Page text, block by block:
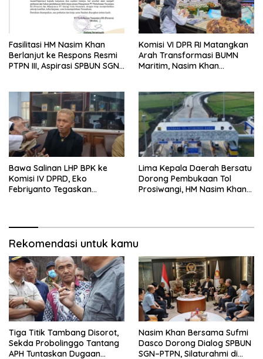
Fasilitasi HM Nasim Khan
Berlanjut ke Respons Resmi
PTPN III, Aspirasi SPBUN SGN
Direksi
Komisi VI DPR RI Matangkan
Arah Transformasi BUMN
Maritim, Nasim Khan
Bawa Salinan LHP BPK ke
Komisi IV DPRD, Eko
Febriyanto Tegaskan
Lima Kepala Daerah Bersatu
Dorong Pembukaan Tol
Prosiwangi, HM Nasim Khan
Rekomendasi untuk kamu
Tiga Titik Tambang Disorot,
Sekda Probolinggo Tantang
APH Tuntaskan Dugaan
Nasim Khan Bersama Sufmi
Dasco Dorong Dialog SPBUN
SGN–PTPN, Silaturahmi di